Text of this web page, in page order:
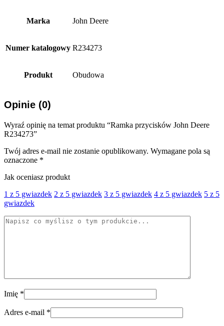
Marka John Deere
Numer katalogowy R234273
Produkt Obudowa
Opinie (0)
Wyraź opinię na temat produktu “Ramka przycisków John Deere
R234273”
Twój adres e-mail nie zostanie opublikowany. Wymagane pola są
oznaczone *
Jak oceniasz produkt
1 z 5 gwiazdek 2 z 5 gwiazdek 3 z 5 gwiazdek 4 z 5 gwiazdek 5 z 5
gwiazdek
Imię *
Adres e-mail *